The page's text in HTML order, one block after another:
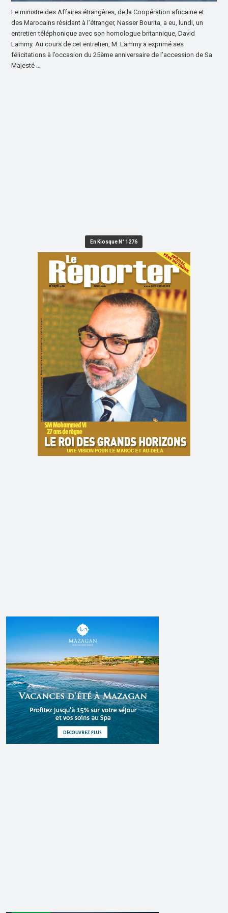
Le ministre des Affaires étrangères, de la Coopération africaine et
des Marocains résidant à l’étranger, Nasser Bourita, a eu, lundi, un
entretien téléphonique avec son homologue britannique, David
Lammy. Au cours de cet entretien, M. Lammy a exprimé ses
félicitations à l’occasion du 25ème anniversaire de l’accession de Sa
Majesté …
En Kiosque N° 1276